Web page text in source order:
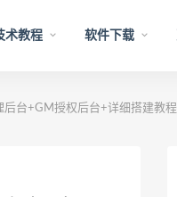
术教程 软件下载
台+GM授权后台+详细搭建教程